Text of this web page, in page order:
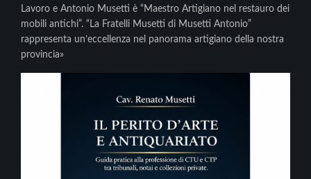
Lavoro e Antonio Musetti è “Maestro Artigiano nel restauro dei
mobili antichi”. “La Fratelli Musetti di Musetti Antonio”
rappresenta un’eccellenza nel panorama artigiano della nostra
provincia»